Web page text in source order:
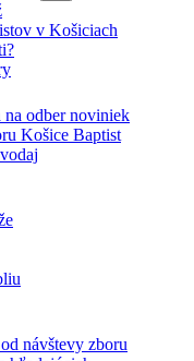
v Košiciach
na odber noviniek
Košice Baptist
návštevy zboru